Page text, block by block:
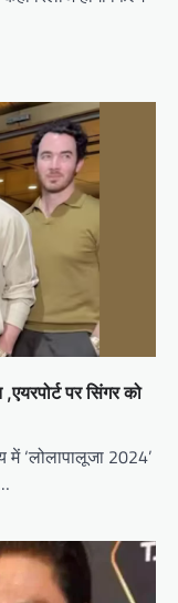
पर सिंगर को
में ‘लोलापालूजा 2024’